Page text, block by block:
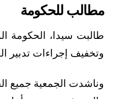
مطالب للحكومة
طالبت سيدا، الحكومة
وتخفيف إجراءات تدبير
وناشدت الجمعية جميع